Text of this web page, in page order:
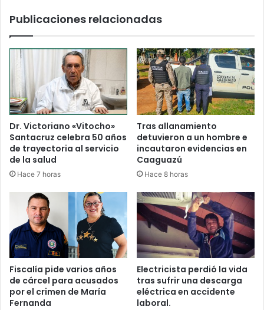
Publicaciones relacionadas
Dr. Victoriano «Vitocho»
Santacruz celebra 50 años
de trayectoria al servicio
de la salud
Hace 7 horas
Tras allanamiento
detuvieron a un hombre e
incautaron evidencias en
Caaguazú
Hace 8 horas
Fiscalía pide varios años
de cárcel para acusados
por el crimen de María
Fernanda
Electricista perdió la vida
tras sufrir una descarga
eléctrica en accidente
laboral.